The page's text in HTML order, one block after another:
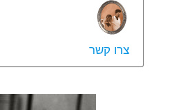
צרו קשר